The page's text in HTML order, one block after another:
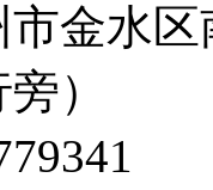
金水
）